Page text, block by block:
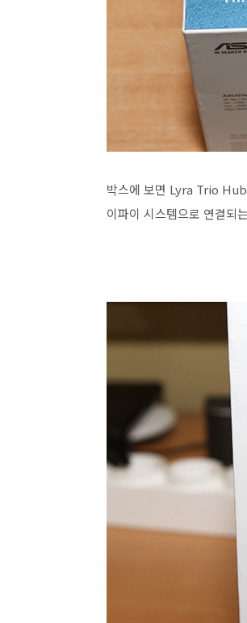
박스에 보면 Lyra Trio
이파이 시스템으로 연결되